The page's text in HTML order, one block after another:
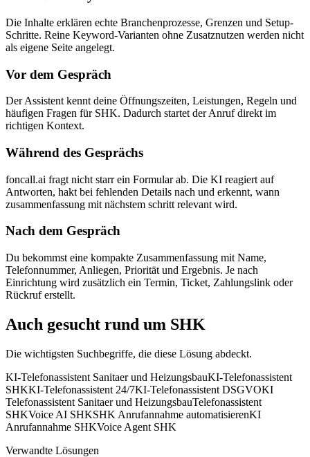
Die Inhalte erklären echte Branchenprozesse, Grenzen und Setup-
Schritte. Reine Keyword-Varianten ohne Zusatznutzen werden nicht
als eigene Seite angelegt.
Vor dem Gespräch
Der Assistent kennt deine Öffnungszeiten, Leistungen, Regeln und
häufigen Fragen für SHK. Dadurch startet der Anruf direkt im
richtigen Kontext.
Während des Gesprächs
foncall.ai fragt nicht starr ein Formular ab. Die KI reagiert auf
Antworten, hakt bei fehlenden Details nach und erkennt, wann
zusammenfassung mit nächstem schritt relevant wird.
Nach dem Gespräch
Du bekommst eine kompakte Zusammenfassung mit Name,
Telefonnummer, Anliegen, Priorität und Ergebnis. Je nach
Einrichtung wird zusätzlich ein Termin, Ticket, Zahlungslink oder
Rückruf erstellt.
Auch gesucht rund um SHK
Die wichtigsten Suchbegriffe, die diese Lösung abdeckt.
KI-Telefonassistent Sanitaer und HeizungsbauKI-Telefonassistent
SHKKI-Telefonassistent 24/7KI-Telefonassistent DSGVOKI
Telefonassistent Sanitaer und HeizungsbauTelefonassistent
SHKVoice AI SHKSHK Anrufannahme automatisierenKI
Anrufannahme SHKVoice Agent SHK
Verwandte Lösungen